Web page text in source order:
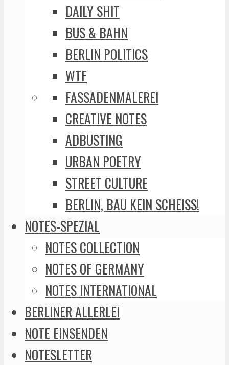
DAILY SHIT
BUS & BAHN
BERLIN POLITICS
WTF
FASSADENMALEREI
CREATIVE NOTES
ADBUSTING
URBAN POETRY
STREET CULTURE
BERLIN, BAU KEIN SCHEISS!
NOTES-SPEZIAL
NOTES COLLECTION
NOTES OF GERMANY
NOTES INTERNATIONAL
BERLINER ALLERLEI
NOTE EINSENDEN
NOTESLETTER